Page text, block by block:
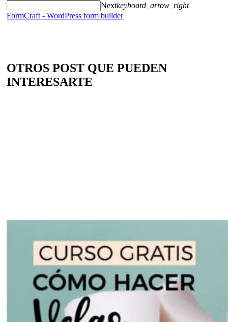
Nextkeyboard_arrow_right
FormCraft - WordPress form builder
OTROS POST QUE PUEDEN
INTERESARTE